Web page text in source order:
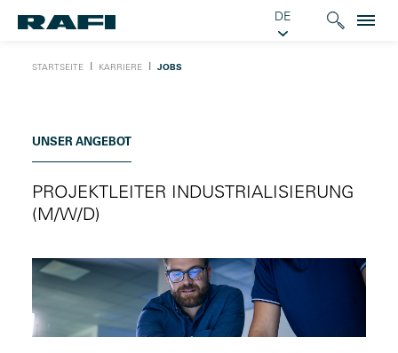
DE
STARTSEITE Ι KARRIERE Ι JOBS
UNSER ANGEBOT
PROJEKTLEITER INDUSTRIALISIERUNG
(M/W/D)